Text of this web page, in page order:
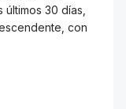
30 días,
con